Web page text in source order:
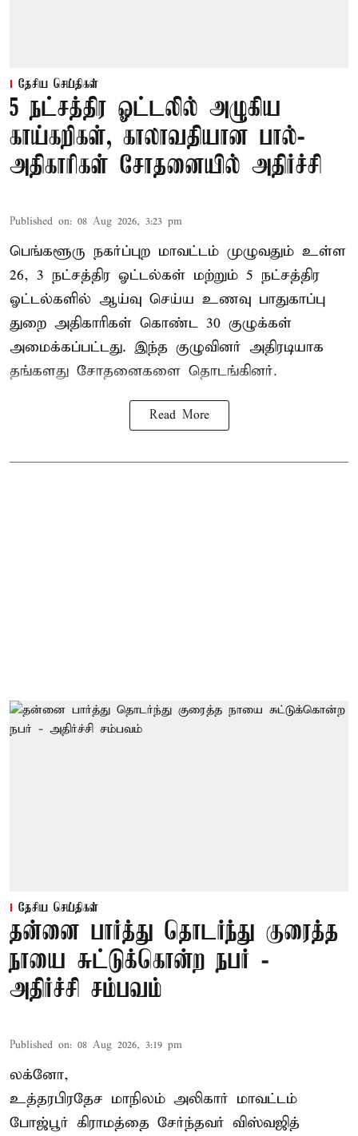
தேசிய செய்திகள்
5 நட்சத்திர ஓட்டலில் அழுகிய
காய்கறிகள், காலாவதியான பால்-
அதிகாரிகள் சோதனையில் அதிர்ச்சி
Published on: 08 Aug 2026, 3:23 pm
பெங்களூரு நகர்ப்புற மாவட்டம் முழுவதும் உள்ள
26, 3 நட்சத்திர ஓட்டல்கள் மற்றும் 5 நட்சத்திர
ஓட்டல்களில் ஆய்வு செய்ய உணவு பாதுகாப்பு
துறை அதிகாரிகள் கொண்ட 30 குழுக்கள்
அமைக்கப்பட்டது. இந்த குழுவினர் அதிரடியாக
தங்களது சோதனைகளை தொடங்கினர்.
Read More
தேசிய செய்திகள்
தன்னை பார்த்து தொடர்ந்து குரைத்த
நாயை சுட்டுக்கொன்ற நபர் -
அதிர்ச்சி சம்பவம்
Published on: 08 Aug 2026, 3:19 pm
லக்னோ,
உத்தரபிரதேச மாநிலம் அலிகார் மாவட்டம்
போஜ்பூர் கிராமத்தை சேர்ந்தவர் விஸ்வஜித்